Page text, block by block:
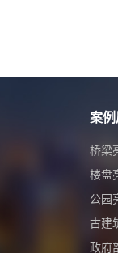
案
桥梁
楼盘
公园
古建
政府